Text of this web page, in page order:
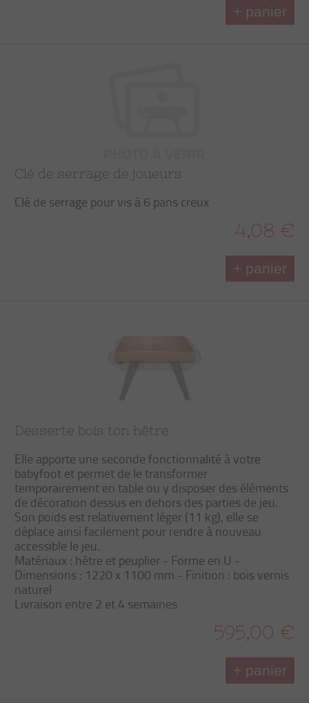
+ panier
Clé de serrage de joueurs
Clé de serrage pour vis à 6 pans creux
4,08 €
+ panier
Desserte bois ton hêtre
Elle apporte une seconde fonctionnalité à votre
babyfoot et permet de le transformer
temporairement en table ou y disposer des éléments
de décoration dessus en dehors des parties de jeu.
Son poids est relativement léger (11 kg), elle se
déplace ainsi facilement pour rendre à nouveau
accessible le jeu.
Matériaux : hêtre et peuplier - Forme en U -
Dimensions : 1220 x 1100 mm - Finition : bois vernis
naturel
Livraison entre 2 et 4 semaines
595,00 €
+ panier